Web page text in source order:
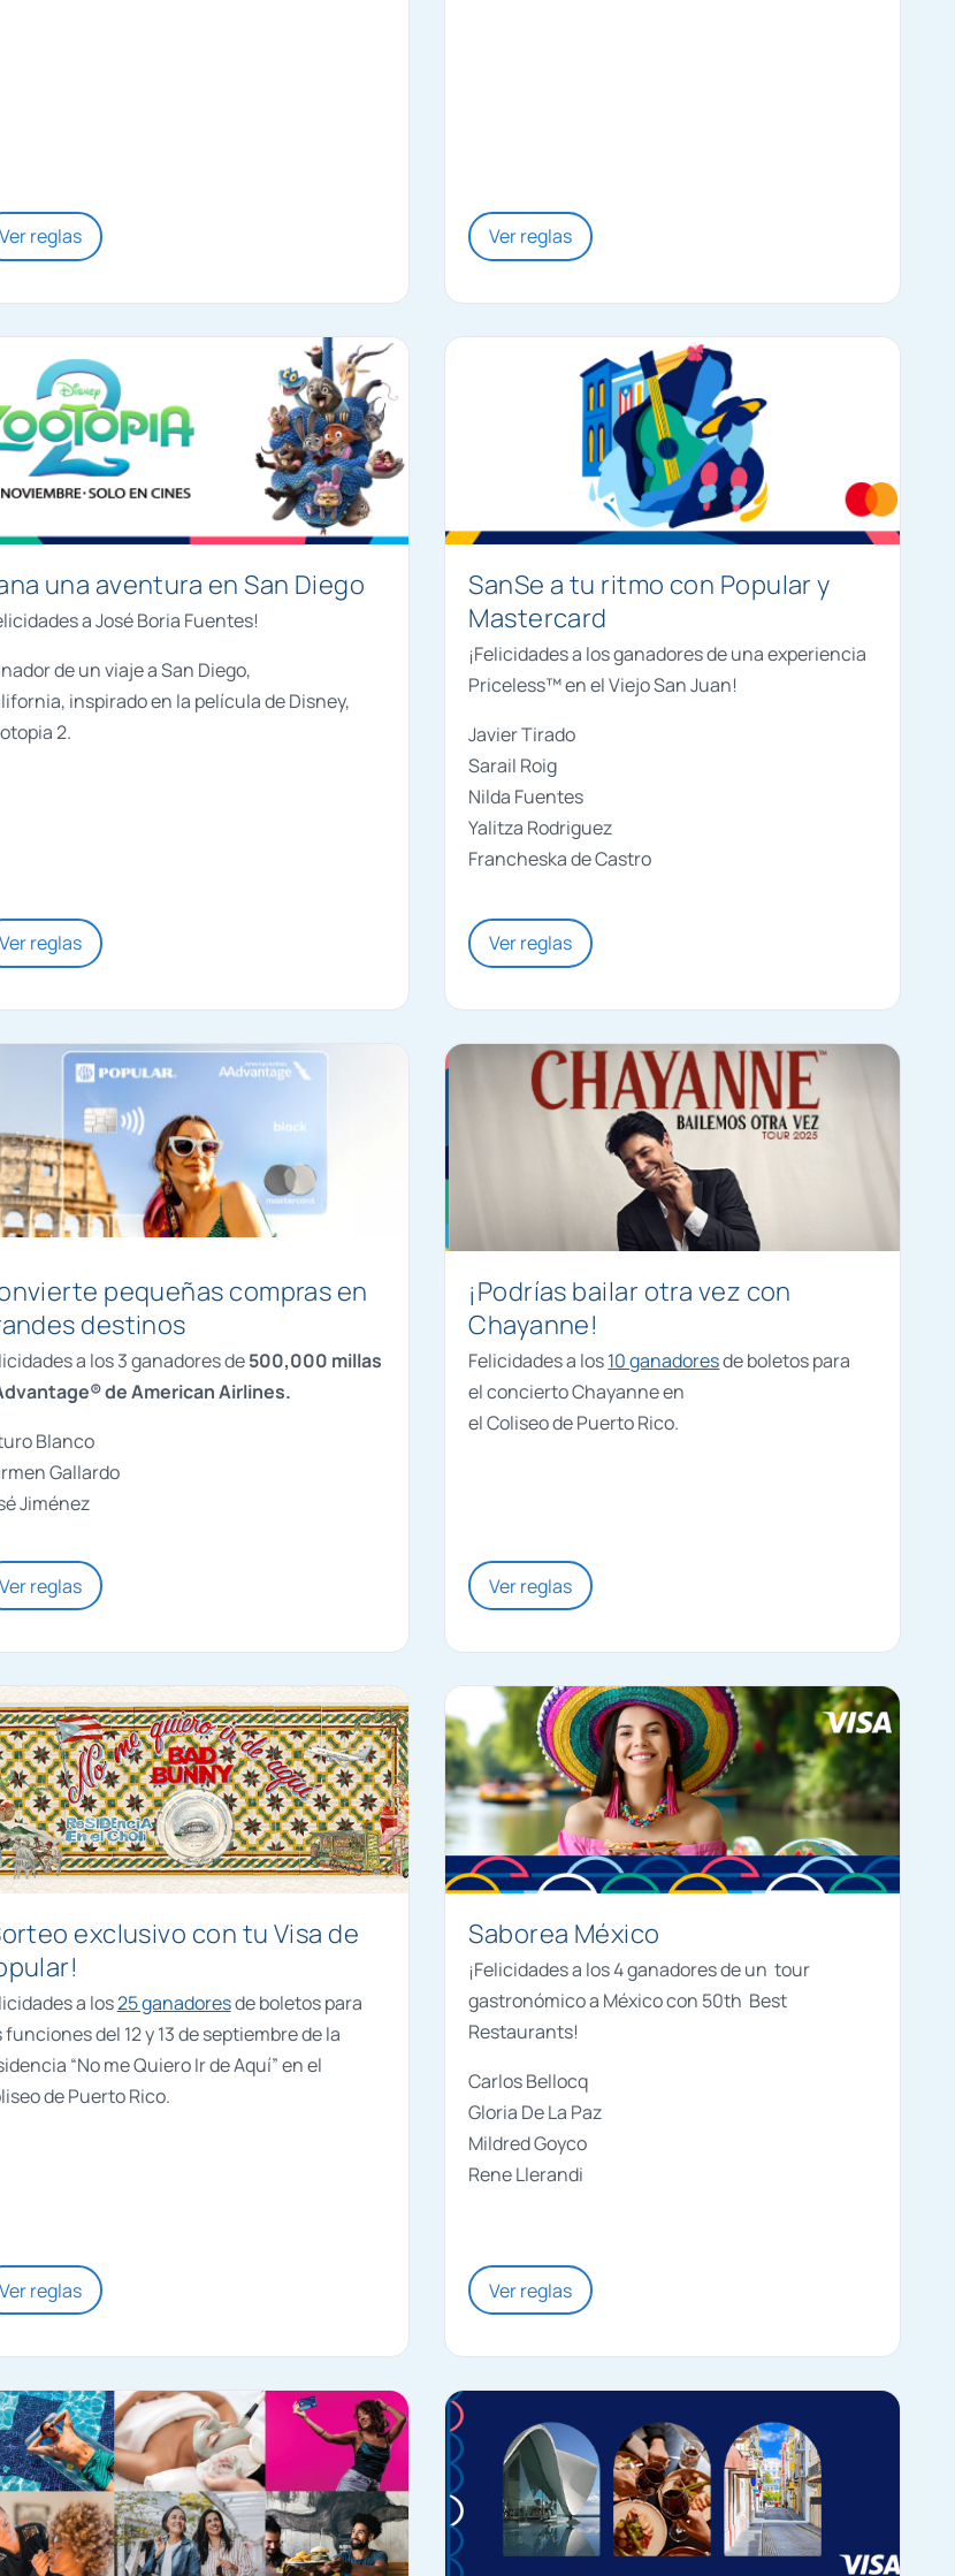
Ver reglas Ver reglas
una aventura en San Diego
a José Boria Fuentes!
de un viaje a San Diego,
inspirado en la película de Disney,
2.
Ver reglas
SanSe a tu ritmo con Popular y
Mastercard
¡Felicidades a los ganadores de una experiencia
Priceless™ en el Viejo San Juan!
Javier Tirado
Sarail Roig
Nilda Fuentes
Yalitza Rodriguez
Francheska de Castro
Ver reglas
pequeñas compras en
destinos
a los 3 ganadores de500,000 millas
de American Airlines.
Blanco
Gallardo
Jiménez
Ver reglas
¡Podrías bailar otra vez con
Chayanne!
Felicidades a los10 ganadoresde boletos para
el concierto Chayanne en
el Coliseo de Puerto Rico.
Ver reglas
exclusivo con tu Visa de
a los25 ganadoresde boletos para
funciones del 12 y 13 de septiembre de la
“No me Quiero Ir de Aquí” en el
de Puerto Rico.
Ver reglas
Saborea México
¡Felicidades a los 4 ganadores de un tour
gastronómico a México con 50th Best
Restaurants!
Carlos Bellocq
Gloria De La Paz
Mildred Goyco
Rene Llerandi
Ver reglas